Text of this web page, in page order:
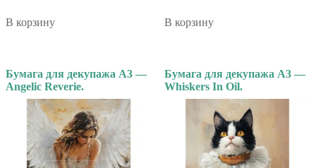
В корзину В корзину
Бумага для декупажа А3 —
Angelic Reverie.
Бумага для декупажа А3 —
Whiskers In Oil.